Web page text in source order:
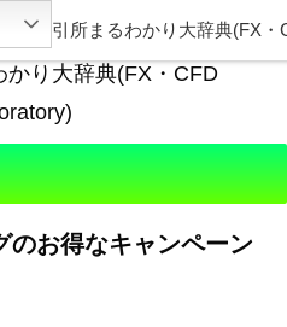
CFD Laboratory!
のお得なキャンペーン